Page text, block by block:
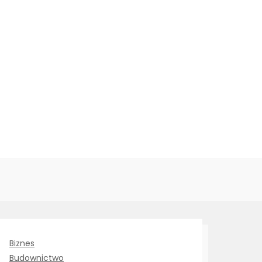
Biznes
Budownictwo